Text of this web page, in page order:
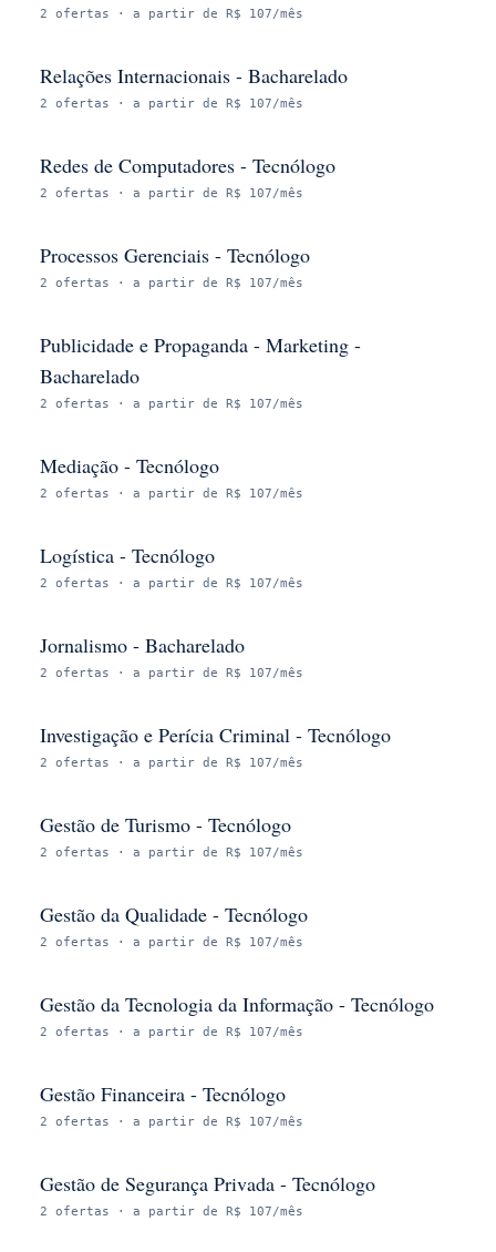
2 ofertas · a partir de R$ 107/mês
Relações Internacionais - Bacharelado
2 ofertas · a partir de R$ 107/mês
Redes de Computadores - Tecnólogo
2 ofertas · a partir de R$ 107/mês
Processos Gerenciais - Tecnólogo
2 ofertas · a partir de R$ 107/mês
Publicidade e Propaganda - Marketing -
Bacharelado
2 ofertas · a partir de R$ 107/mês
Mediação - Tecnólogo
2 ofertas · a partir de R$ 107/mês
Logística - Tecnólogo
2 ofertas · a partir de R$ 107/mês
Jornalismo - Bacharelado
2 ofertas · a partir de R$ 107/mês
Investigação e Perícia Criminal - Tecnólogo
2 ofertas · a partir de R$ 107/mês
Gestão de Turismo - Tecnólogo
2 ofertas · a partir de R$ 107/mês
Gestão da Qualidade - Tecnólogo
2 ofertas · a partir de R$ 107/mês
Gestão da Tecnologia da Informação - Tecnólogo
2 ofertas · a partir de R$ 107/mês
Gestão Financeira - Tecnólogo
2 ofertas · a partir de R$ 107/mês
Gestão de Segurança Privada - Tecnólogo
2 ofertas · a partir de R$ 107/mês